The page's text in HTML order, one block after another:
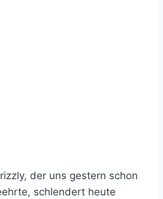
der uns gestern schon
schlendert heute